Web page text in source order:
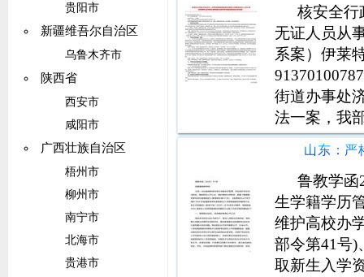
贵阳市
新疆维吾尔自治区
乌鲁木齐市
陕西省
西安市
咸阳市
广西壮族自治区
梧州市
柳州市
南宁市
北海市
贵港市
况下能源运
核安全行
无证人员从
系案）伊莱
街道办事处
法一案，我
违法事实和
取得无损检
和未按操作
鲁教学函
生学籍学历
维护高校办
部令第41号)
取新生入学